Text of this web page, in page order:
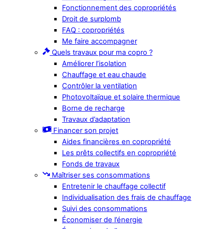
Fonctionnement des copropriétés
Droit de surplomb
FAQ : copropriétés
Me faire accompagner
Quels travaux pour ma copro ?
Améliorer l’isolation
Chauffage et eau chaude
Contrôler la ventilation
Photovoltaïque et solaire thermique
Borne de recharge
Travaux d’adaptation
Financer son projet
Aides financières en copropriété
Les prêts collectifs en copropriété
Fonds de travaux
Maîtriser ses consommations
Entretenir le chauffage collectif
Individualisation des frais de chauffage
Suivi des consommations
Économiser de l’énergie